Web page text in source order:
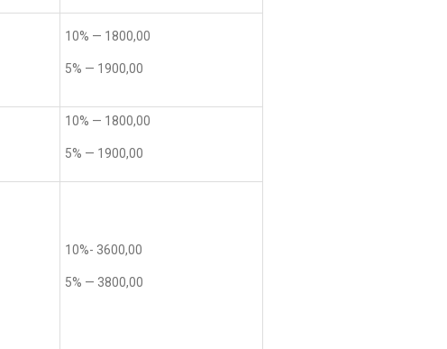
10% — 1800,00
5% — 1900,00
10% — 1800,00
5% — 1900,00
10%- 3600,00
5% — 3800,00